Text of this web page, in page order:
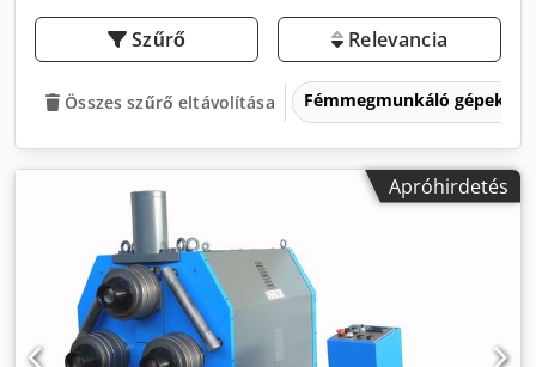
Szűrő Relevancia
Összes szűrő eltávolítása Fémmegmunkáló gépek és
Apróhirdetés